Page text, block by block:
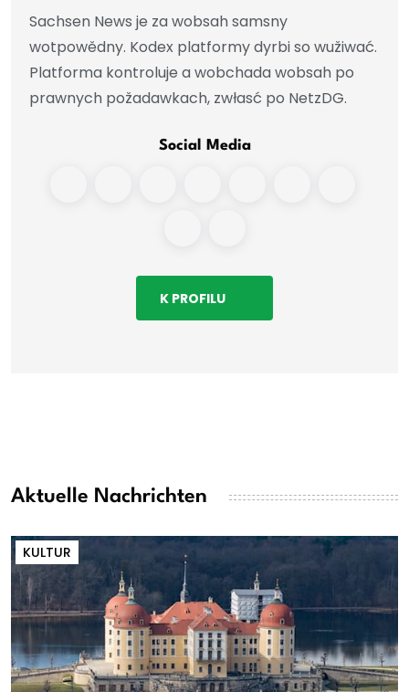
Sachsen News je za wobsah samsny
wotpowědny. Kodex platformy dyrbi so wužiwać.
Platforma kontroluje a wobchada wobsah po
prawnych požadawkach, zwłasć po NetzDG.
Social Media
K PROFILU
Aktuelle Nachrichten
KULTUR